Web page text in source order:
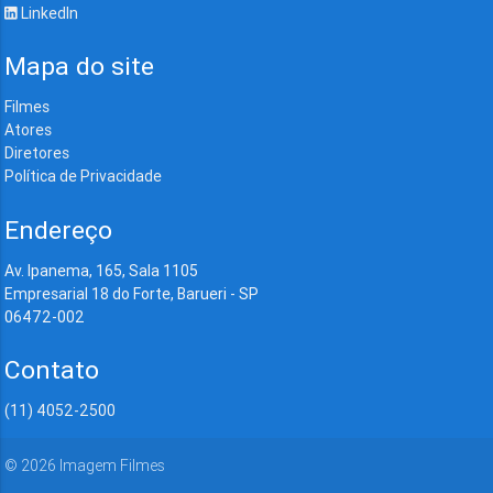
LinkedIn
Mapa do site
Filmes
Atores
Diretores
Política de Privacidade
Endereço
Av. Ipanema, 165, Sala 1105
Empresarial 18 do Forte, Barueri - SP
06472-002
Contato
(11) 4052-2500
© 2026 Imagem Filmes